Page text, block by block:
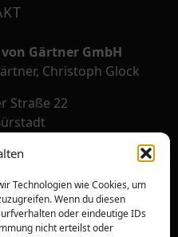
Technologien wie Cookies, um
Wenn du diesen
oder eindeutige IDs
nicht erteilst oder
Gärtner GmbH
Christoph Glock
Straße 22
0